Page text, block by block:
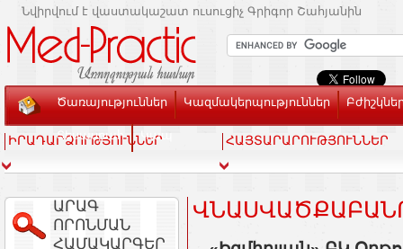
Նվիրվում է վաստակաշատ ուսուցիչ Գրիգոր Շահյանին
Ծառայություններ Կազմակերպություններ
Տեսասրահ Կապ
ԻՐԱԴԱՐՁՈՒԹՅՈՒՆՆԵՐ ՀԱՅՏԱՐԱՐՈՒԹՅՈՒՆՆԵՐ
ԱՐԱԳ
ՈՐՈՆՄԱՆ
ՀԱՄԱԿԱՐԳԵՐ